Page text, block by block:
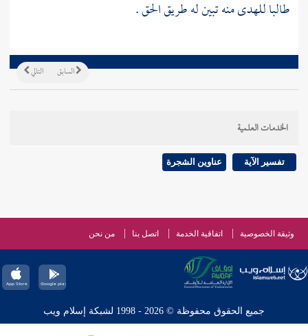
طالبا للهدى منه تبين له طريق الحق .
التالي السابق
الخدمات العلمية
تفسير الآية عناوين الشجرة
وثيقة الخصوصية اتفاقية الخدمة اتصل بنا من نحن
جميع الحقوق محفوظة © 2026 - 1998 لشبكة إسلام ويب